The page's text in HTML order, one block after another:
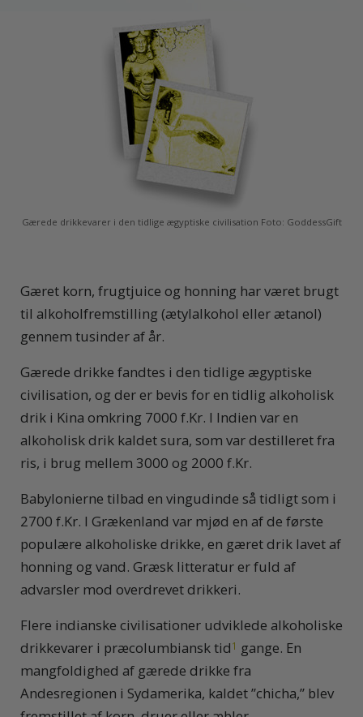
Gærede drikkevarer i den tidlige ægyptiske civilisation Foto: GoddessGift
Gæret korn, frugtjuice og honning har været brugt
til alkoholfremstilling (ætylalkohol eller ætanol)
gennem tusinder af år.
Gærede drikke fandtes i den tidlige ægyptiske
civilisation, og der er bevis for en tidlig alkoholisk
drik i Kina omkring 7000 f.Kr. I Indien var en
alkoholisk drik kaldet sura, som var destilleret fra
ris, i brug mellem 3000 og 2000 f.Kr.
Babylonierne tilbad en vingudinde så tidligt som i
2700 f.Kr. I Grækenland var mjød en af de første
populære alkoholiske drikke, en gæret drik lavet af
honning og vand. Græsk litteratur er fuld af
advarsler mod overdrevet drikkeri.
Flere indianske civilisationer udviklede alkoholiske
drikkevarer i præcolumbiansk tid1 gange. En
mangfoldighed af gærede drikke fra
Andesregionen i Sydamerika, kaldet ”chicha,” blev